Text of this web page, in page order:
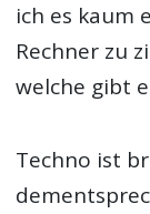
ich es kaum
Rechner zu
welche gibt
Techno ist